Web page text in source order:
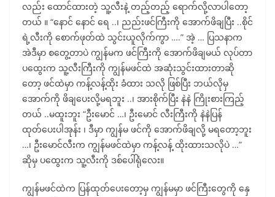
လည်း ထောင်ထားတဲ့ သူ့လီးနဲ့ တည့်တည့် ရောက်လို့လာပါတော့
တယ် ။ “နောင် နောင် ရေ ..၊ ညည်းဖင်ကြီးကို အောက်ဖိချပြီး ..စိုင်
ရဲ့လီးကို စောက်ဖုတ်ထဲ သွင်းယူလိုက်ကွာ ….” အဲ့ … ပြသနာက
အဲဒီမှာ စတွေ့တာပဲ ကျွန်မက ဖင်ကြီးကို အောက်ဖိချမယ် လုပ်တာ
ပထွေးက သူ့လီးကြီးကို ကျွန်မဖင်ထဲ အဆုံးသွင်းထားတာဆို
တော့ ဖင်ထဲမှာ ကန့်လန့်ထိုး ခံထား သလို ဖြစ်ပြီး ဘယ်လိုမှ
အောက်ကို ဖိချပေးလို့မရဘူး ..၊ အားစိုက်ပြီး နဲနဲ ကြိုးစားကြည့်
တယ် ..မထူးဘူး “ဦးမောင် …၊ ဦးမောင် လီးကြီးကို နဲနဲပြန်
ထုတ်ပေးပါအုန်း ၊ ဒီမှာ ကျွန်မ ဖင်ကို အောက်ဖိချလို့ မရတော့ဘူး
…၊ ဦးမောင်လီးက ကျွန်မဖင်ထဲမှာ ကန့်လန့် ထိုးထားသလိုပဲ …”
ဆိုမှ ပထွေးက သူ့လီးကို ဒစ်ပေါ်ရုံလေး။
ကျွန်မဖင်ထဲက ပြန်ထုတ်ပေးတော့မှ ကျွန်မမှာ ဖင်ကြီးတွေကို နှေ